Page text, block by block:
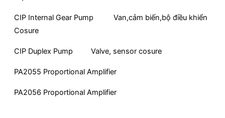
CIP Internal Gear Pump Van,cảm biến,bộ điều khiển
Cosure
CIP Duplex Pump Valve, sensor cosure
PA2055 Proportional Amplifier
PA2056 Proportional Amplifier